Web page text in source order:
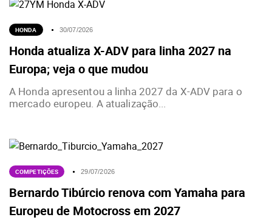
HONDA 30/07/2026
Honda atualiza X-ADV para linha 2027 na
Europa; veja o que mudou
A Honda apresentou a linha 2027 da X-ADV para o
mercado europeu. A atualização...
COMPETIÇÕES 29/07/2026
Bernardo Tibúrcio renova com Yamaha para
Europeu de Motocross em 2027